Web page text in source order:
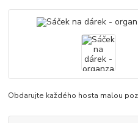
Obdarujte každého hosta malou